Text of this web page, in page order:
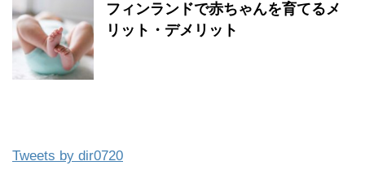
フィンランドで赤ちゃんを育てるメ
リット・デメリット
Tweets by dir0720